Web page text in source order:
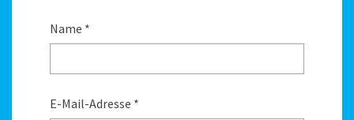
Name *
E-Mail-Adresse *